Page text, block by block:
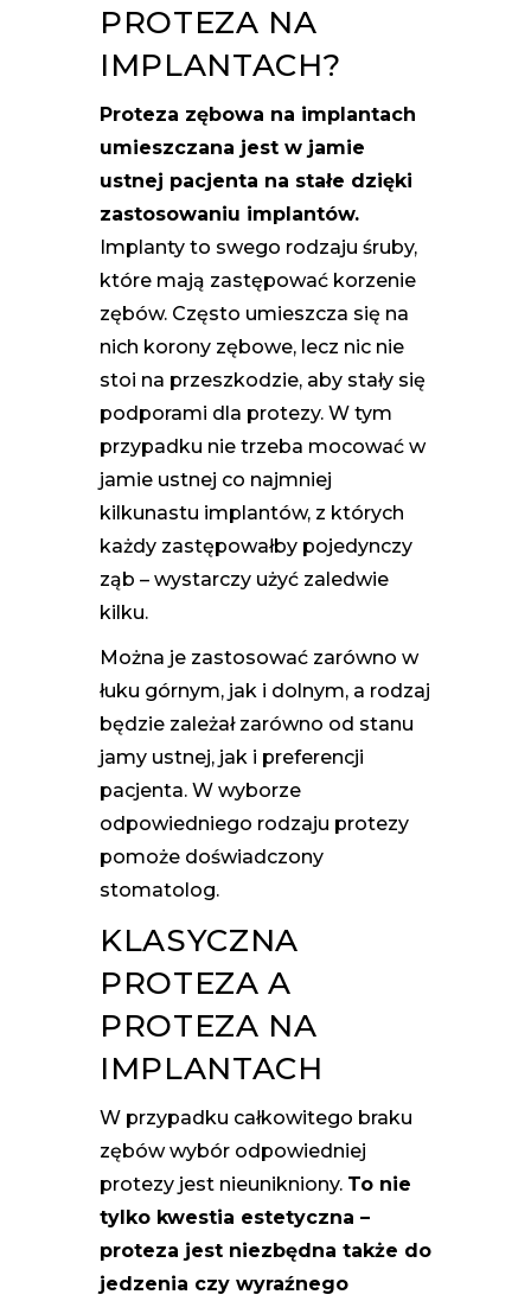
PROTEZA NA
IMPLANTACH?
Proteza zębowa na implantach
umieszczana jest w jamie
ustnej pacjenta na stałe dzięki
zastosowaniu implantów.
Implanty to swego rodzaju śruby,
które mają zastępować korzenie
zębów. Często umieszcza się na
nich korony zębowe, lecz nic nie
stoi na przeszkodzie, aby stały się
podporami dla protezy. W tym
przypadku nie trzeba mocować w
jamie ustnej co najmniej
kilkunastu implantów, z których
każdy zastępowałby pojedynczy
ząb – wystarczy użyć zaledwie
kilku.
Można je zastosować zarówno w
łuku górnym, jak i dolnym, a rodzaj
będzie zależał zarówno od stanu
jamy ustnej, jak i preferencji
pacjenta. W wyborze
odpowiedniego rodzaju protezy
pomoże doświadczony
stomatolog.
KLASYCZNA
PROTEZA A
PROTEZA NA
IMPLANTACH
W przypadku całkowitego braku
zębów wybór odpowiedniej
protezy jest nieunikniony. To nie
tylko kwestia estetyczna –
proteza jest niezbędna także do
jedzenia czy wyraźnego